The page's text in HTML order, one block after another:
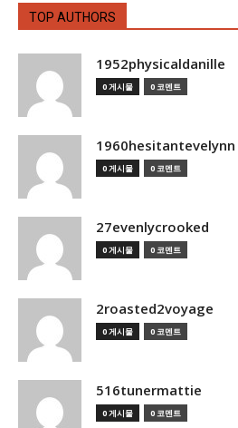
TOP AUTHORS
1952physicaldanille
0 게시물 0 코멘트
1960hesitantevelynn
0 게시물 0 코멘트
27evenlycrooked
0 게시물 0 코멘트
2roasted2voyage
0 게시물 0 코멘트
516tunermattie
0 게시물 0 코멘트